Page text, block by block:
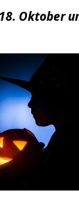
Oktober